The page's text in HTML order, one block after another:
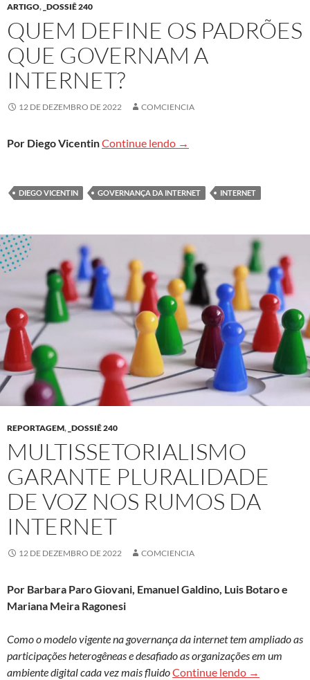
ARTIGO, _DOSSIÊ 240
QUEM DEFINE OS PADRÕES
QUE GOVERNAM A
INTERNET?
12 DE DEZEMBRO DE 2022 COMCIENCIA
Por Diego VicentinContinue lendo Quem define os padrões
→
DIEGO VICENTIN GOVERNANÇA DA INTERNET INTERNET
REPORTAGEM, _DOSSIÊ 240
MULTISSETORIALISMO
GARANTE PLURALIDADE
DE VOZ NOS RUMOS DA
INTERNET
12 DE DEZEMBRO DE 2022 COMCIENCIA
Por Barbara Paro Giovani, Emanuel Galdino, Luis Botaro e
Mariana Meira Ragonesi
Como o modelo vigente na governança da internet tem ampliado as
participações heterogêneas e desafiado as organizações em um
ambiente digital cada vez mais fluidoContinue lendo →